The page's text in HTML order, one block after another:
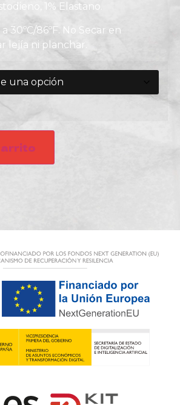
1% Elastano.
30ºC/86ºF. No Secar en
lejía ni planchar.